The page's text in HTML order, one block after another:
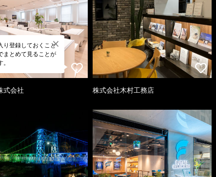
り登録しておくこと
まとめて見ることが
式会社 株式会社木村工務店